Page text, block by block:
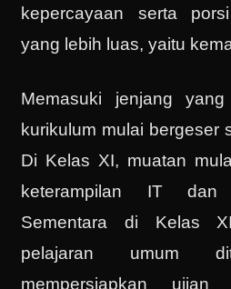
kepercayaan serta
yang lebih luas, yaitu
Memasuki jenjang
kurikulum mulai bergeser
Di Kelas XI, muatan
keterampilan IT dan
Sementara di Kelas
pelajaran umum
mempersiapkan